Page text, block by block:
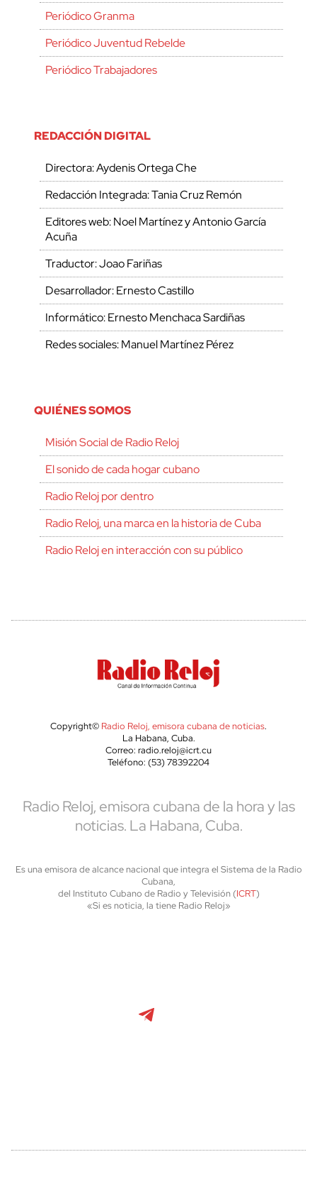
Periódico Granma
Periódico Juventud Rebelde
Periódico Trabajadores
REDACCIÓN DIGITAL
Directora: Aydenis Ortega Che
Redacción Integrada: Tania Cruz Remón
Editores web: Noel Martínez y Antonio García
Acuña
Traductor: Joao Fariñas
Desarrollador: Ernesto Castillo
Informático: Ernesto Menchaca Sardiñas
Redes sociales: Manuel Martínez Pérez
QUIÉNES SOMOS
Misión Social de Radio Reloj
El sonido de cada hogar cubano
Radio Reloj por dentro
Radio Reloj, una marca en la historia de Cuba
Radio Reloj en interacción con su público
Copyright© Radio Reloj, emisora cubana de noticias.
La Habana, Cuba.
Correo: radio.reloj@icrt.cu
Teléfono: (53) 78392204
Radio Reloj, emisora cubana de la hora y las
noticias. La Habana, Cuba.
Es una emisora de alcance nacional que integra el Sistema de la Radio
Cubana,
del Instituto Cubano de Radio y Televisión (ICRT)
«Si es noticia, la tiene Radio Reloj»